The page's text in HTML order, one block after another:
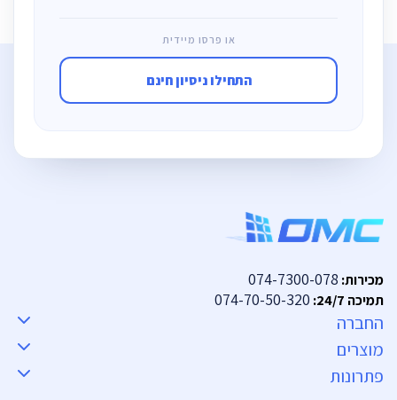
או פרסו מיידית
התחילו ניסיון חינם
מכירות: 074-7300-078
תמיכה 24/7: 074-70-50-320
החברה
מוצרים
פתרונות